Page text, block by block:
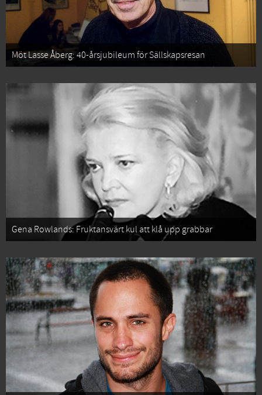
Möt Lasse Åberg: 40-årsjubileum för Sällskapsresan
Gena Rowlands: Fruktansvärt kul att klå upp grabbar